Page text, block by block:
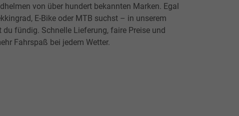
von über hundert bekannten Marken. Egal
E-Bike oder MTB suchst – in unserem
du fündig. Schnelle Lieferung, faire Preise und
Fahrspaß bei jedem Wetter.